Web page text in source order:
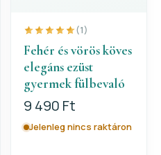
(1)
Fehér és vörös köves
elegáns ezüst
gyermek fülbevaló
9 490 Ft
Jelenleg nincs raktáron